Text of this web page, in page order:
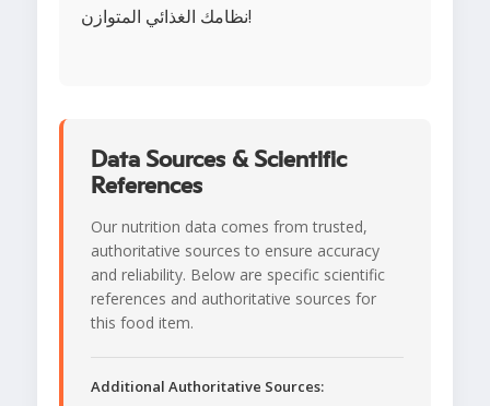
نظامك الغذائي المتوازن!
Data Sources & Scientific
References
Our nutrition data comes from trusted,
authoritative sources to ensure accuracy
and reliability. Below are specific scientific
references and authoritative sources for
this food item.
Additional Authoritative Sources: